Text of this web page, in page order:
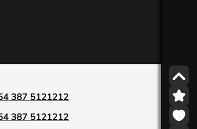
387 5121212
387 5121212